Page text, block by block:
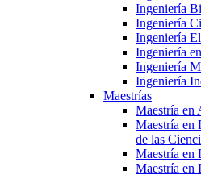
Ingeniería
Ingeniería
Ingeniería
Ingeniería
Ingeniería
Ingeniería
Maestrías
Maestría en
Maestría en
de las
Maestría en
Maestría en